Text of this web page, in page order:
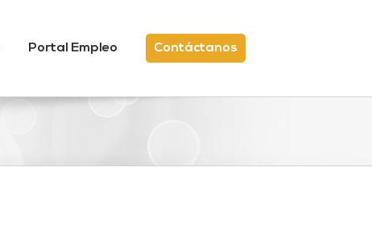
Portal Empleo Contáctanos